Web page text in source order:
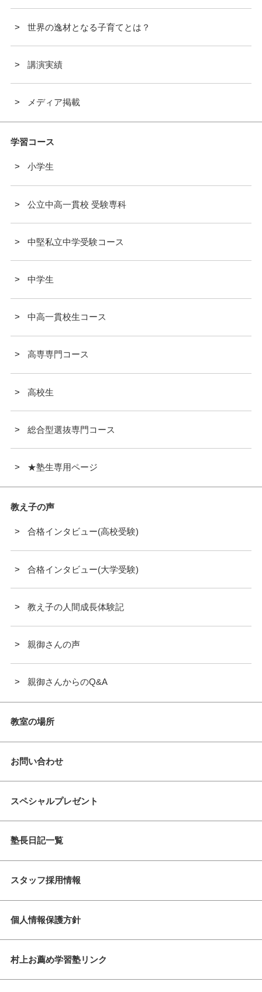
世界の逸材となる子育てとは？
講演実績
メディア掲載
学習コース
小学生
公立中高一貫校 受験専科
中堅私立中学受験コース
中学生
中高一貫校生コース
高専専門コース
高校生
総合型選抜専門コース
★塾生専用ページ
教え子の声
合格インタビュー(高校受験)
合格インタビュー(大学受験)
教え子の人間成長体験記
親御さんの声
親御さんからのQ&A
教室の場所
お問い合わせ
スペシャルプレゼント
塾長日記一覧
スタッフ採用情報
個人情報保護方針
村上お薦め学習塾リンク